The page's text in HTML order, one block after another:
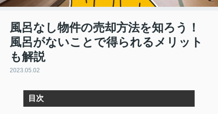
風呂なし物件の売却方法を知ろう！
風呂がないことで得られるメリット
も解説
2023.05.02
目次